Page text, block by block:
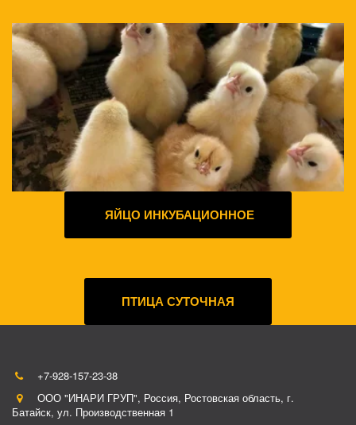
ЯЙЦО ИНКУБАЦИОННОЕ
ПТИЦА СУТОЧНАЯ
+7-928-157-23-38
ООО "ИНАРИ ГРУП", Россия, Ростовская область, г.
Батайск, ул. Производственная 1